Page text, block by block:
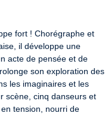
fort ! Chorégraphe et
il développe une
acte de pensée et de
son exploration des
les imaginaires et les
scène, cinq danseurs et
tension, nourri de